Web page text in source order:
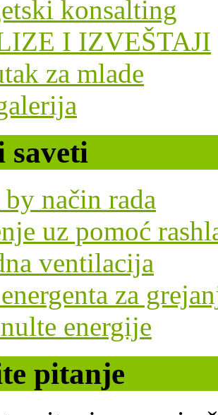
konsalting
I IZVEŠTAJI
za mlade
saveti
by način rada
uz pomoć
ventilacija
za
energije
pitanje